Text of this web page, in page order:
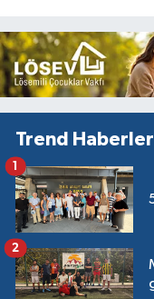
Trend Haberler
1
2